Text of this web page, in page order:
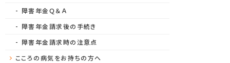
障害年金Ｑ＆Ａ
障害年金請求後の手続き
障害年金請求時の注意点
こころの病気をお持ちの方へ